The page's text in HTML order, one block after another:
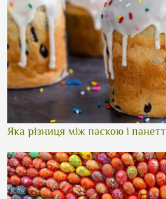
Яка різниця між паскою і